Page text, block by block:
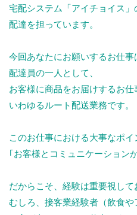
宅配システム「アイチョイス」
配達を担っています。
今回あなたにお願いするお仕事
配達員の一人として、
お客様に商品をお届けするお仕
いわゆるルート配送業務です。
このお仕事における大事なポイ
｢お客様とコミュニケーション
だからこそ、経験は重要視して
むしろ、接客業経験者（飲食や